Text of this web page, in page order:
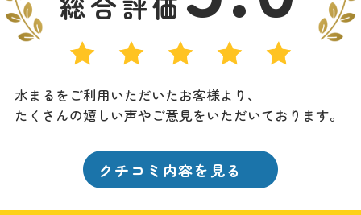
水まるをご利用いただいたお客様より、
たくさんの嬉しい声やご意見をいただいております。
クチコミ内容を見る